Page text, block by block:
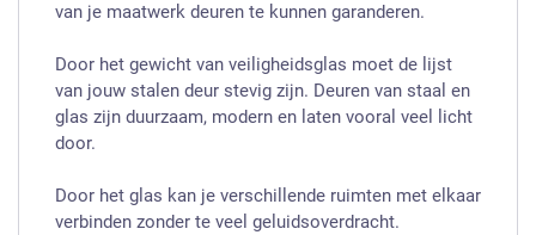
van je maatwerk deuren te kunnen garanderen.
Door het gewicht van veiligheidsglas moet de lijst
van jouw stalen deur stevig zijn. Deuren van staal en
glas zijn duurzaam, modern en laten vooral veel licht
door.
Door het glas kan je verschillende ruimten met elkaar
verbinden zonder te veel geluidsoverdracht.